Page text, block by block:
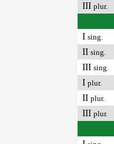
III plur.
I sing.
II sing.
III sing.
I plur.
II plur.
III plur.